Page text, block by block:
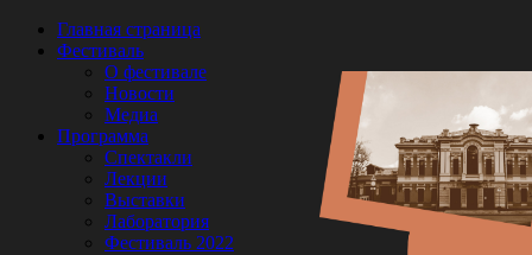
Главная страница
Фестиваль
О фестивале
Новости
Медиа
Программа
Спектакли
Лекции
Выставки
Лаборатория
Фестиваль 2022